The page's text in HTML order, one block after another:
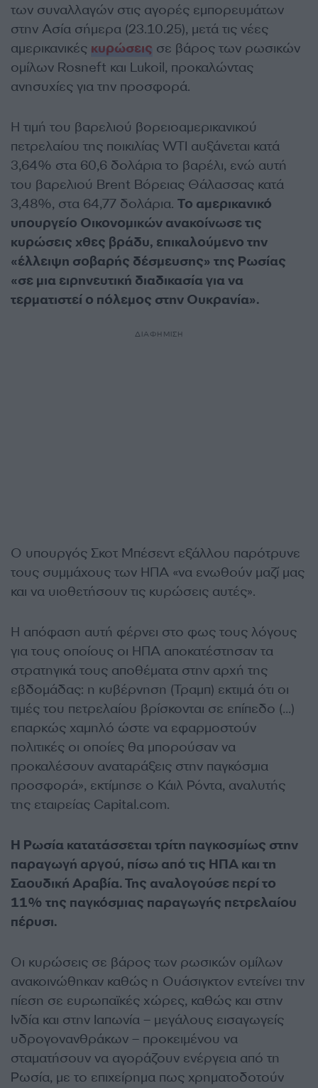
των συναλλαγών στις αγορές εμπορευμάτων
στην Ασία σήμερα (23.10.25), μετά τις νέες
αμερικανικές κυρώσεις σε βάρος των ρωσικών
ομίλων Rosneft και Lukoil, προκαλώντας
ανησυχίες για την προσφορά.
Η τιμή του βαρελιού βορειοαμερικανικού
πετρελαίου της ποικιλίας WTI αυξάνεται κατά
3,64% στα 60,6 δολάρια το βαρέλι, ενώ αυτή
του βαρελιού Brent Βόρειας Θάλασσας κατά
3,48%, στα 64,77 δολάρια. Το αμερικανικό
υπουργείο Οικονομικών ανακοίνωσε τις
κυρώσεις χθες βράδυ, επικαλούμενο την
«έλλειψη σοβαρής δέσμευσης» της Ρωσίας
«σε μια ειρηνευτική διαδικασία για να
τερματιστεί ο πόλεμος στην Ουκρανία».
ΔΙΑΦΗΜΙΣΗ
Ο υπουργός Σκοτ Μπέσεντ εξάλλου παρότρυνε
τους συμμάχους των ΗΠΑ «να ενωθούν μαζί μας
και να υιοθετήσουν τις κυρώσεις αυτές».
Η απόφαση αυτή φέρνει στο φως τους λόγους
για τους οποίους οι ΗΠΑ αποκατέστησαν τα
στρατηγικά τους αποθέματα στην αρχή της
εβδομάδας: η κυβέρνηση (Τραμπ) εκτιμά ότι οι
τιμές του πετρελαίου βρίσκονται σε επίπεδο (…)
επαρκώς χαμηλό ώστε να εφαρμοστούν
πολιτικές οι οποίες θα μπορούσαν να
προκαλέσουν αναταράξεις στην παγκόσμια
προσφορά», εκτίμησε ο Κάιλ Ρόντα, αναλυτής
της εταιρείας Capital.com.
Η Ρωσία κατατάσσεται τρίτη παγκοσμίως στην
παραγωγή αργού, πίσω από τις ΗΠΑ και τη
Σαουδική Αραβία. Της αναλογούσε περί το
11% της παγκόσμιας παραγωγής πετρελαίου
πέρυσι.
Οι κυρώσεις σε βάρος των ρωσικών ομίλων
ανακοινώθηκαν καθώς η Ουάσιγκτον εντείνει την
πίεση σε ευρωπαϊκές χώρες, καθώς και στην
Ινδία και στην Ιαπωνία – μεγάλους εισαγωγείς
υδρογονανθράκων – προκειμένου να
σταματήσουν να αγοράζουν ενέργεια από τη
Ρωσία, με το επιχείρημα πως χρηματοδοτούν